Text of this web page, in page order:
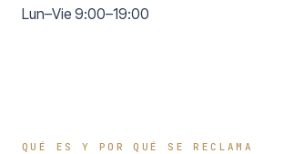
Lun–Vie 9:00–19:00
QUÉ ES Y POR QUÉ SE RECLAMA